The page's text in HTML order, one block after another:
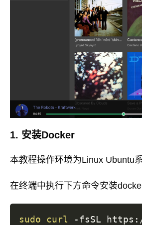
1. 安装Docker
本教程操作环境为Linux Ubuntu
在终端中执行下方命令安装docker
sudo curl -fsSL